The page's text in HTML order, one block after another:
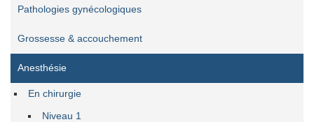
Pathologies gynécologiques
Grossesse & accouchement
Anesthésie
En chirurgie
Niveau 1